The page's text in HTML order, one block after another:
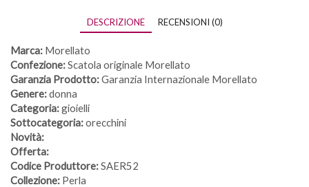
DESCRIZIONE RECENSIONI (0)
Marca: Morellato
Confezione:Scatola originale Morellato
Garanzia Prodotto:Garanzia Internazionale Morellato
Genere:donna
Categoria:gioielli
Sottocategoria:orecchini
Novità:
Offerta:
Codice Produttore:SAER52
Collezione: Perla